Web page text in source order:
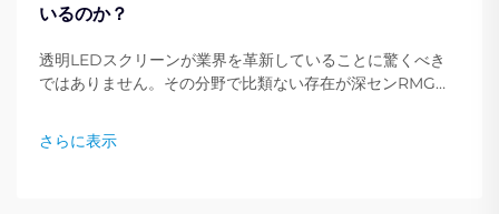
いるのか？
透明LEDスクリーンが業界を革新していることに驚くべき
ではありません。その分野で比類ない存在が深センRMGオ
Optoelectronics Co., Ltd.）です。これらのスクリーンは
建物をダイナミックなディスプレイへと変貌させる独自の能
さらに表示